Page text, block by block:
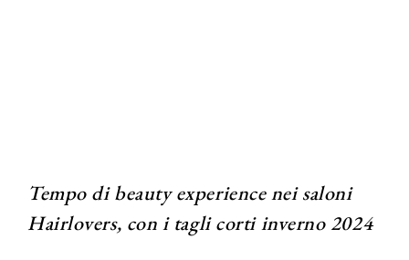
Tempo di beauty experience nei saloni
Hairlovers, con i tagli corti inverno 2024